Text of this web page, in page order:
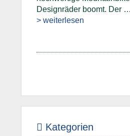
Designräder boomt. Der …
> weiterlesen
Kategorien